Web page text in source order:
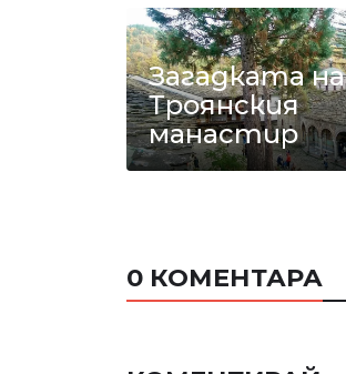
Загадката на
Троянския
манастир
0 КОМЕНТАРА